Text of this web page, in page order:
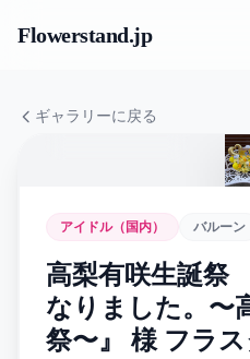
Flowerstand.jp
ギャラリーに戻る
アイドル（国内） バルーン
高梨有咲生誕祭
なりました。〜
祭〜』 様 フラス